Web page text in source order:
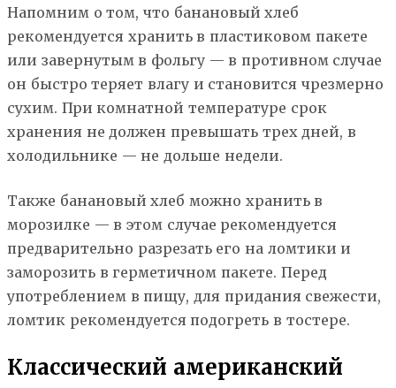
Напомним о том, что банановый хлеб
рекомендуется хранить в пластиковом пакете
или завернутым в фольгу — в противном случае
он быстро теряет влагу и становится чрезмерно
сухим. При комнатной температуре срок
хранения не должен превышать трех дней, в
холодильнике — не дольше недели.
Также банановый хлеб можно хранить в
морозилке — в этом случае рекомендуется
предварительно разрезать его на ломтики и
заморозить в герметичном пакете. Перед
употреблением в пищу, для придания свежести,
ломтик рекомендуется подогреть в тостере.
Классический американский